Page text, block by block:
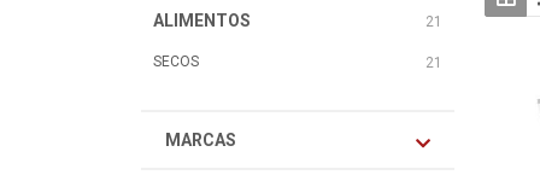
ALIMENTOS 21
SECOS 21
MARCAS